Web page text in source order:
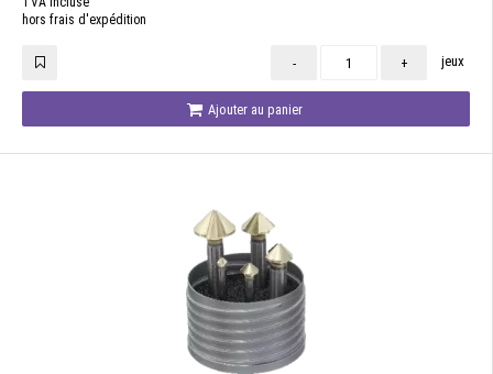
hors frais d'expédition
- + jeux
Ajouter au panier